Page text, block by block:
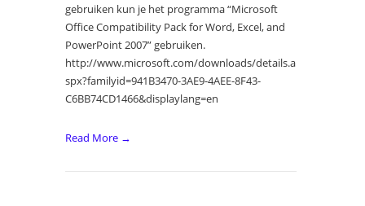
gebruiken kun je het programma “Microsoft
Office Compatibility Pack for Word, Excel, and
PowerPoint 2007” gebruiken.
http://www.microsoft.com/downloads/details.a
spx?familyid=941B3470-3AE9-4AEE-8F43-
C6BB74CD1466&displaylang=en
Read More →